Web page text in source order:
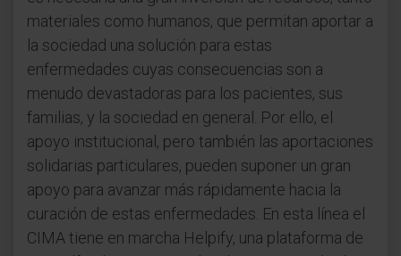
materiales como humanos, que permitan aportar a
la sociedad una solución para estas
enfermedades cuyas consecuencias son a
menudo devastadoras para los pacientes, sus
familias, y la sociedad en general. Por ello, el
apoyo institucional, pero también las aportaciones
solidarias particulares, pueden suponer un gran
apoyo para avanzar más rápidamente hacia la
curación de estas enfermedades. En esta línea el
CIMA tiene en marcha Helpify, una plataforma de